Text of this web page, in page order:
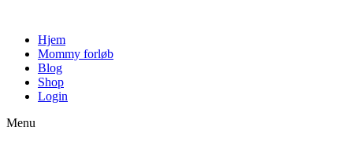
indholdHjem
Mommy forløb
Blog
Shop
Login
Menu